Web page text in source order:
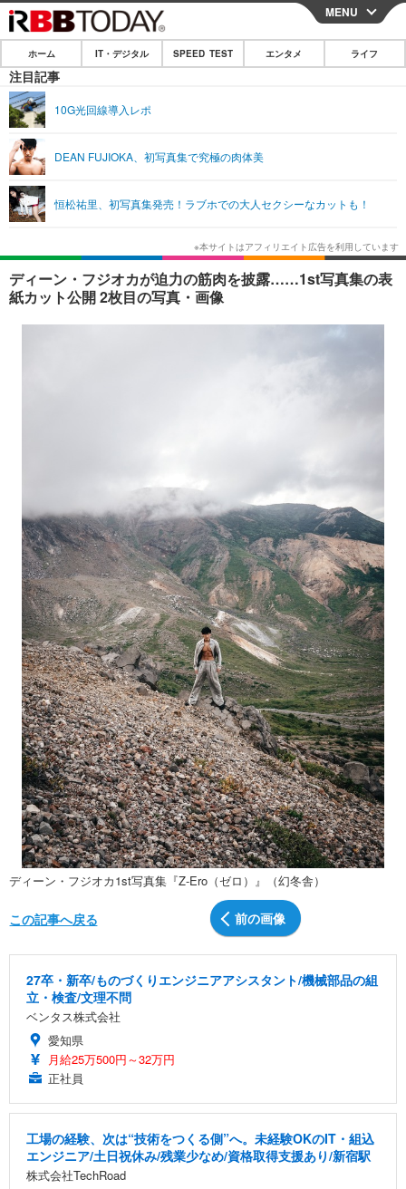
CLOSE
ホーム
IT・デジタル
ショッピング その他
SPEED TEST
エンタメ
エンタメTOP 映画・ドラマ
韓国・芸能
音楽 スポーツ
その他
ライフ
ライフTOP グルメ
ペット ショッピング
その他
リリース一覧
プッシュ通知の停止方法
MENU
ホーム IT・デジタル SPEED TEST エンタメ ライフ
注目記事
10G光回線導入レポ
DEAN FUJIOKA、初写真集で究極の肉体美
恒松祐里、初写真集発売！ラブホでの大人セクシーなカットも！
ディーン・フジオカが迫力の筋肉を披露……1st写真集の表
紙カット公開 2枚目の写真・画像
ディーン・フジオカ1st写真集『Z-Ero（ゼロ）』（幻冬舎）
前の画像
この記事へ戻る
27卒・新卒/ものづくりエンジニアアシスタント/機械部品の組
立・検査/文理不問
ベンタス株式会社
愛知県
月給25万500円～32万円
正社員
工場の経験、次は“技術をつくる側”へ。未経験OKのIT・組込
エンジニア/土日祝休み/残業少なめ/資格取得支援あり/新宿駅
株式会社TechRoad